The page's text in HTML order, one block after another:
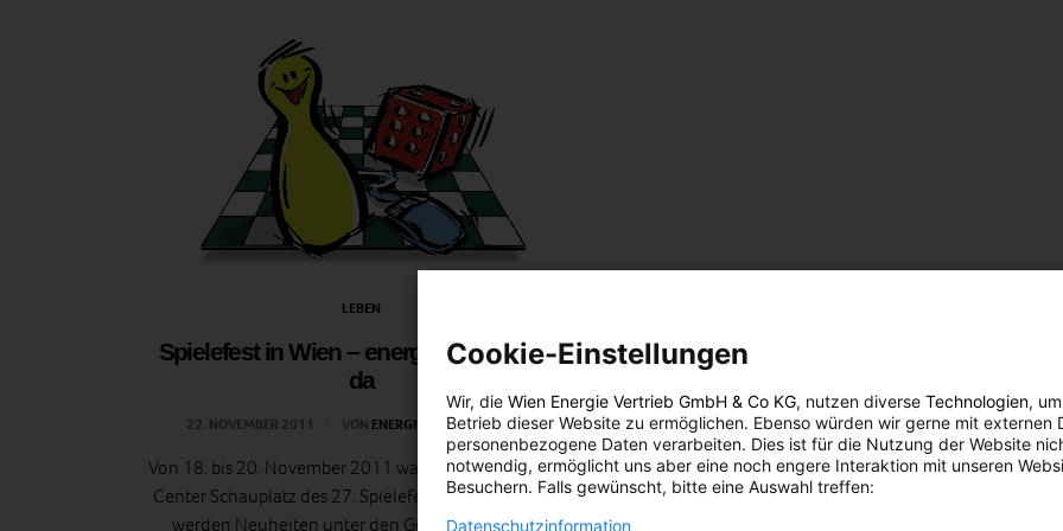
LEBEN
Spielefest in Wien – energieleben.at war
da
22. NOVEMBER 2011 VON ENERGIELEBEN REDAKTION
Von 18. bis 20. November 2011 war das Wiener Austria
Center Schauplatz des 27. Spielefests. Beim Spielefest
werden Neuheiten unter den Gesellschafts- und
Cookie-Einstellungen
Wir, die Wien Energie Vertrieb GmbH & Co KG, nutzen diverse Technologien,
Betrieb dieser Website zu ermöglichen. Ebenso würden wir gerne mit externen
personenbezogene Daten verarbeiten. Dies ist für die Nutzung der Website
notwendig, ermöglicht uns aber eine noch engere Interaktion mit unseren
Besuchern. Falls gewünscht, bitte eine Auswahl treffen:
Datenschutzinformation